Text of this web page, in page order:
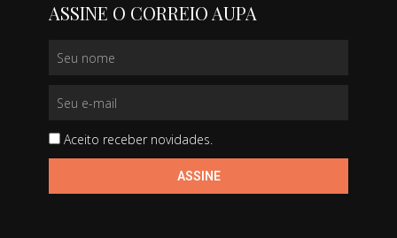
ASSINE O CORREIO AUPA
Aceito receber novidades.
ASSINE